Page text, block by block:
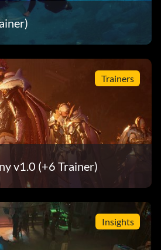
Trainers
v1.0 (+6 Trainer)
Insights